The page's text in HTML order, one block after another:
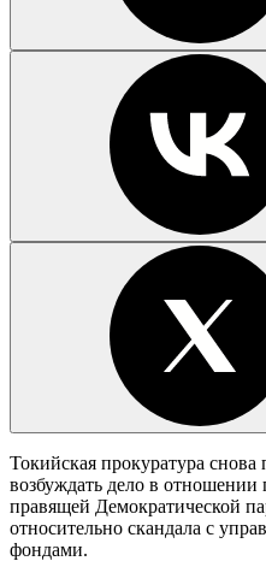
Токийская прокуратура
возбуждать дело в отношении
правящей Демократической
относительно скандала с
фондами.